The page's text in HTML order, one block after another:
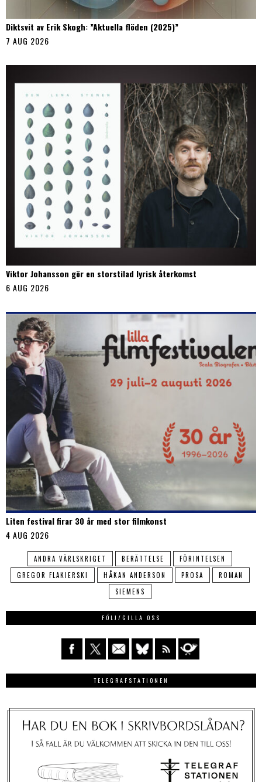
Diktsvit av Erik Skogh: ”Aktuella flöden (2025)”
7 AUG 2026
Viktor Johansson gör en storstilad lyrisk återkomst
6 AUG 2026
Liten festival firar 30 år med stor filmkonst
4 AUG 2026
ANDRA VÄRLSKRIGET BERÄTTELSE
FÖRINTELSEN
GREGOR FLAKIERSKI
HÅKAN ANDERSON PROSA
ROMAN
SIEMENS
FÖLJ/GILLA OSS
TELEGRAFSTATIONEN